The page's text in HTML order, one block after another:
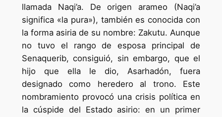
llamada Naqi’a. De origen arameo (Naqi’a
significa «la pura»), también es conocida con
la forma asiria de su nombre: Zakutu. Aunque
no tuvo el rango de esposa principal de
Senaquerib, consiguió, sin embargo, que el
hijo que ella le dio, Asarhadón, fuera
designado como heredero al trono. Este
nombramiento provocó una crisis política en
la cúspide del Estado asirio: en un primer